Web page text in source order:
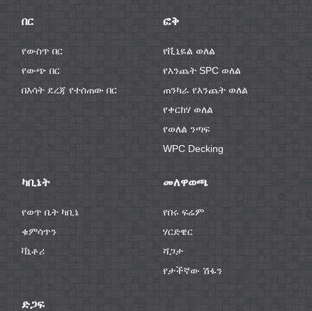
በር
የውስጥ በር
የውጭ በር
በእሳት ደረጃ የተሰጠው በር
ፎቅ
የቪኒዬል ወለል
የእንጨት SPC ወለል
ጠንካራ የእንጨት ወለል
የቀርከሃ ወለል
የወለል ንጣፍ
WPC Decking
ካቢኔት
የወጥ ቤት ካቢኔ
ቁምሳጥን
ቫኒቶሪ
መለዋወጫ
የበሩ ፍሬም
ሃርድዌር
ሻጋታ
የታችኛው ሽፋን
ድጋፍ